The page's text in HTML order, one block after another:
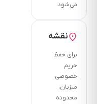
می‌شود.
نقشه
برای حفظ
حریم
خصوصی
میزبان،
محدوده